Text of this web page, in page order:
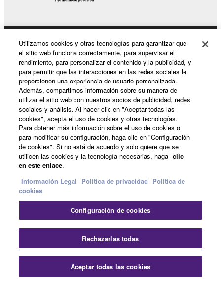
Descargas Contacte con nosotros
Productos y soluciones
Noticias
Acerca de Yamaha
España - Spanish
Consumer
Contacte con nosotrosTerminos de uso
Politica de privacidad
Política de cookies
© Yamaha Corporation.
Utilizamos cookies y otras tecnologías para garantizar que
el sitio web funciona correctamente, para supervisar el
rendimiento, para personalizar el contenido y la publicidad, y
para permitir que las interacciones en las redes sociales le
proporcionen una experiencia de usuario personalizada.
Además, compartimos información sobre su manera de
utilizar el sitio web con nuestros socios de publicidad, redes
sociales y análisis. Al hacer clic en "Aceptar todas las
cookies", acepta el uso de cookies y otras tecnologías.
Para obtener más información sobre el uso de cookies o
para modificar su configuración, haga clic en "Configuración
de cookies". Si no está de acuerdo y solo quiere que se
utilicen las cookies y la tecnología necesarias, haga clic
en este enlace.
Información Legal Politica de privacidad Política de
cookies
Configuración de cookies
Rechazarlas todas
Aceptar todas las cookies